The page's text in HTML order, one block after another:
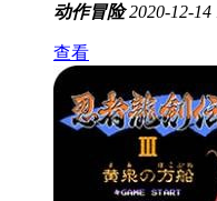
动作冒险 2020-12-14
查看